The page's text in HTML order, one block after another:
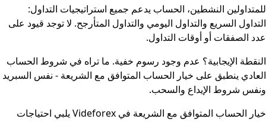
للمتداولين النشطين، الحساب يدعم جميع استراتيجيات التداول:
التداول السريع والتداول اليومي والتداول المتأرجح. لا توجد قيود على
عدد الصفقات أو أوقات التداول.
النقطة الإيجابية؟ عدم وجود رسوم خفية. ما تراه في شروط الحساب
العادي ينطبق على خيار الحساب المتوافق مع الشريعة - نفس السبريد
ونفس شروط الإيداع والسحب.
خيار الحساب المتوافق مع الشريعة في Videforex يلبي احتياجات